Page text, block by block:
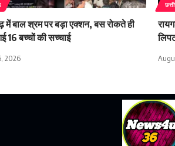
में बाल श्रम पर बड़ा एक्शन, बस रोकते ही
16 बच्चों की सच्चाई
2026